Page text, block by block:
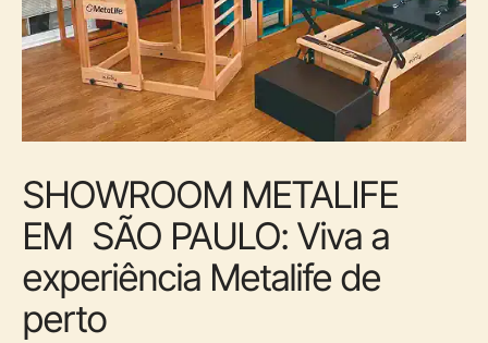
SHOWROOM METALIFE
EM SÃO PAULO: Viva a
experiência Metalife de
perto